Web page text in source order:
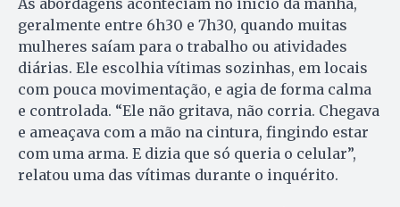
geralmente entre 6h30 e 7h30, quando muitas
mulheres saíam para o trabalho ou atividades
diárias. Ele escolhia vítimas sozinhas, em locais
com pouca movimentação, e agia de forma calma
e controlada. “Ele não gritava, não corria. Chegava
e ameaçava com a mão na cintura, fingindo estar
com uma arma. E dizia que só queria o celular”,
relatou uma das vítimas durante o inquérito.